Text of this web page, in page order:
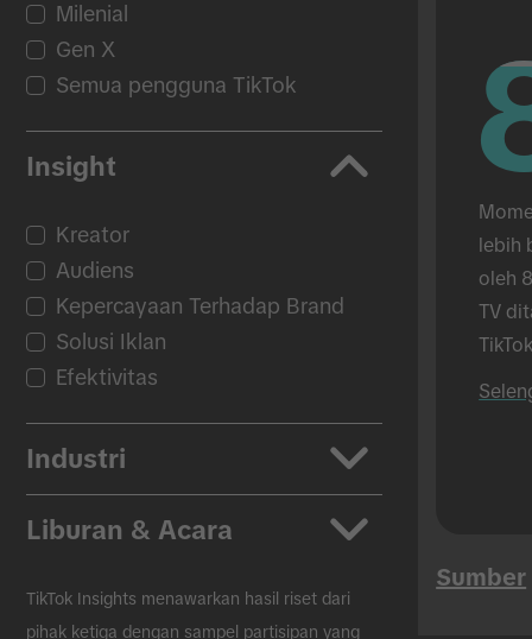
Milenial
Gen X
Semua pengguna TikTok
Insight
Kreator
Audiens
Kepercayaan Terhadap Brand
Solusi Iklan
Efektivitas
Industri
Aplikasi
Kecantikan & Perawatan Diri
CPG
Liburan & Acara
Kembali ke Sekolah
Black Friday
TikTok Insights menawarkan hasil riset dari
pihak ketiga dengan sampel partisipan yang
lebih
oleh
TV
Sumber